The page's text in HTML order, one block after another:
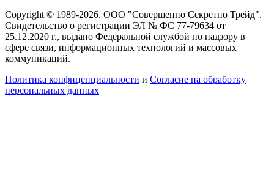
Copyright © 1989-2026. ООО "Совершенно Секретно Трейд".
Свидетельство о регистрации ЭЛ № ФС 77-79634 от
25.12.2020 г., выдано Федеральной службой по надзору в
сфере связи, информационных технологий и массовых
коммуникаций.
Политика конфиценциальности и Согласие на обработку
персональных данных